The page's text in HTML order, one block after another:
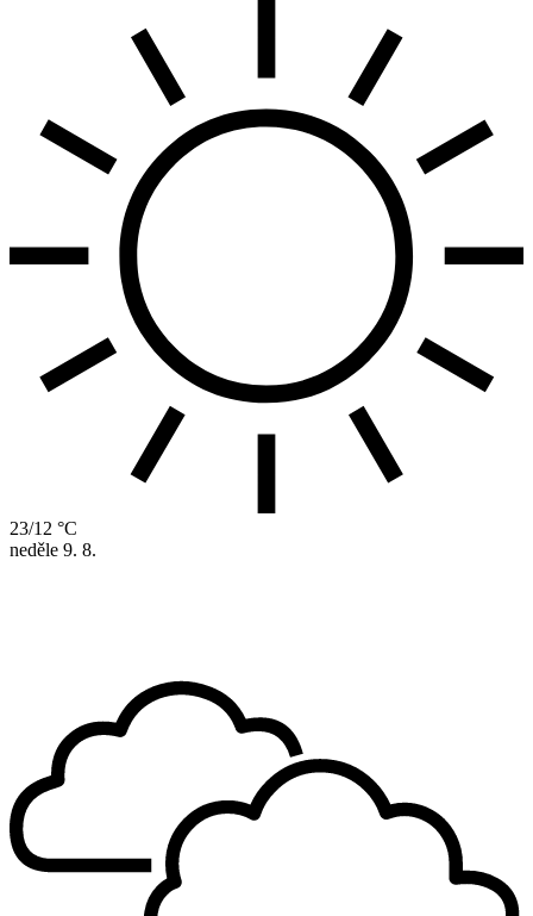
23/12 °C
neděle 9. 8.